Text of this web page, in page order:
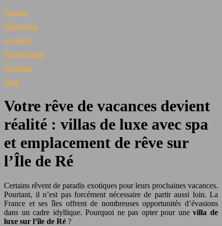
Gestion
Estimation
Location
Financement
Juridique
Blog
Votre rêve de vacances devient
réalité : villas de luxe avec spa
et emplacement de rêve sur
l’Île de Ré
Certains rêvent de paradis exotiques pour leurs prochaines vacances.
Pourtant, il n’est pas forcément nécessaire de partir aussi loin. La
France et ses îles offrent de nombreuses opportunités d’évasions
dans un cadre idyllique. Pourquoi ne pas opter pour unevilla de
luxe sur l’île de Ré ?